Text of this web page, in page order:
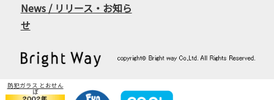
News / リリース・お知ら
せ
防犯ガラス とおせん
ぼ